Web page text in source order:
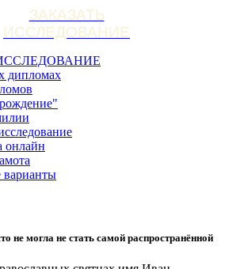
ЗАКАЗАТЬ
ИССЛЕДОВАНИЕ
дипломах
онлайн
варианты
не могла не стать самой распространённой